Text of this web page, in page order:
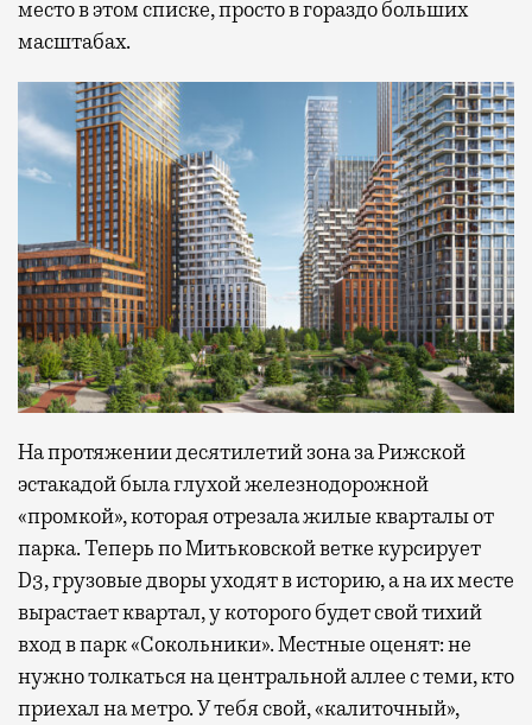
место в этом списке, просто в гораздо больших
масштабах.
На протяжении десятилетий зона за Рижской
эстакадой была глухой железнодорожной
«промкой», которая отрезала жилые кварталы от
парка. Теперь по Митьковской ветке курсирует
D3, грузовые дворы уходят в историю, а на их месте
вырастает квартал, у которого будет свой тихий
вход в парк «Сокольники». Местные оценят: не
нужно толкаться на центральной аллее с теми, кто
приехал на метро. У тебя свой, «калиточный»,